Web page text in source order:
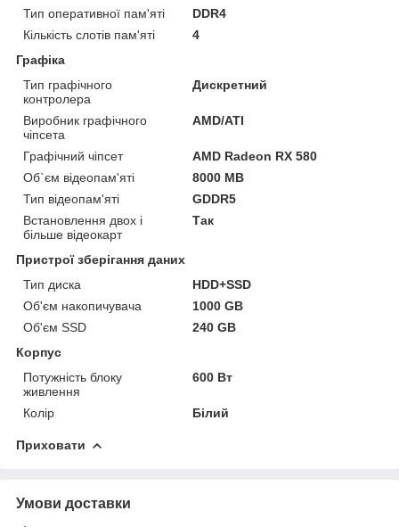
Тип оперативної пам'яті
DDR4
Кількість слотів пам'яті
4
Графіка
Тип графічного
контролера
Дискретний
Виробник графічного
чіпсета
AMD/ATI
Графічний чіпсет
AMD Radeon RX 580
Об`єм відеопам'яті
8000 MB
Тип відеопам'яті
GDDR5
Встановлення двох і
більше відеокарт
Так
Пристрої зберігання даних
Тип диска
HDD+SSD
Об'єм накопичувача
1000 GB
Об'єм SSD
240 GB
Корпус
Потужність блоку
живлення
600 Вт
Колір Білий
Приховати
Умови доставки